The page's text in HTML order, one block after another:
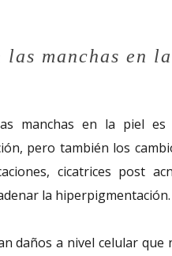
las manchas en la
manchas en la piel es
pero también los
cicatrices post
la hiperpigmentación.
daños a nivel celular que